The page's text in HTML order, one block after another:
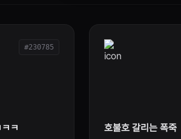
#230785
ㅋ 호불호 갈리는 폭죽